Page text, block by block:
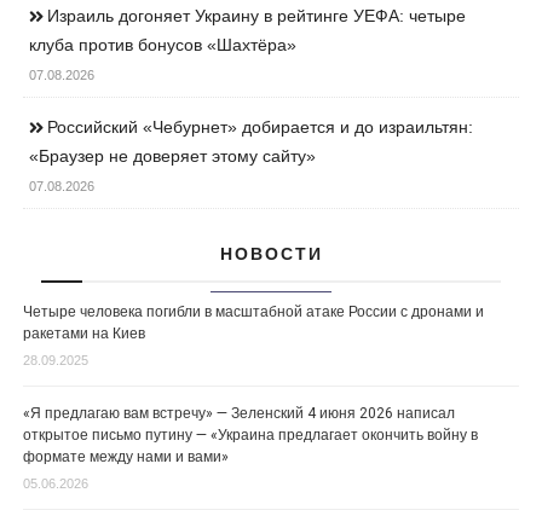
Израиль догоняет Украину в рейтинге УЕФА: четыре
клуба против бонусов «Шахтёра»
07.08.2026
Российский «Чебурнет» добирается и до израильтян:
«Браузер не доверяет этому сайту»
07.08.2026
НОВОСТИ
Четыре человека погибли в масштабной атаке России с дронами и
ракетами на Киев
28.09.2025
«Я предлагаю вам встречу» — Зеленский 4 июня 2026 написал
открытое письмо путину — «Украина предлагает окончить войну в
формате между нами и вами»
05.06.2026